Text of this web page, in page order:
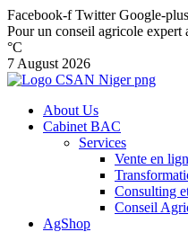
Facebook-f Twitter Google-
Pour un conseil agricole expert
°C
7 August 2026
About Us
Cabinet BAC
Services
Vente en
Consulting
Conseil
AgShop